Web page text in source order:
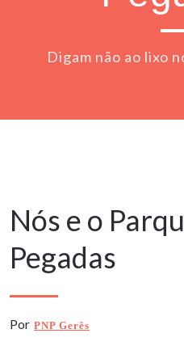
Digam não ao lixo
Nós e o
Pegadas
Por PNP Gerês